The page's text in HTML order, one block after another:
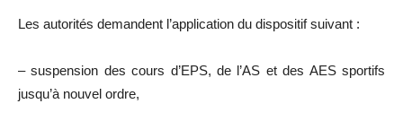
Les autorités demandent l’application du dispositif suivant :
– suspension des cours d’EPS, de l’AS et des AES sportifs
jusqu’à nouvel ordre,